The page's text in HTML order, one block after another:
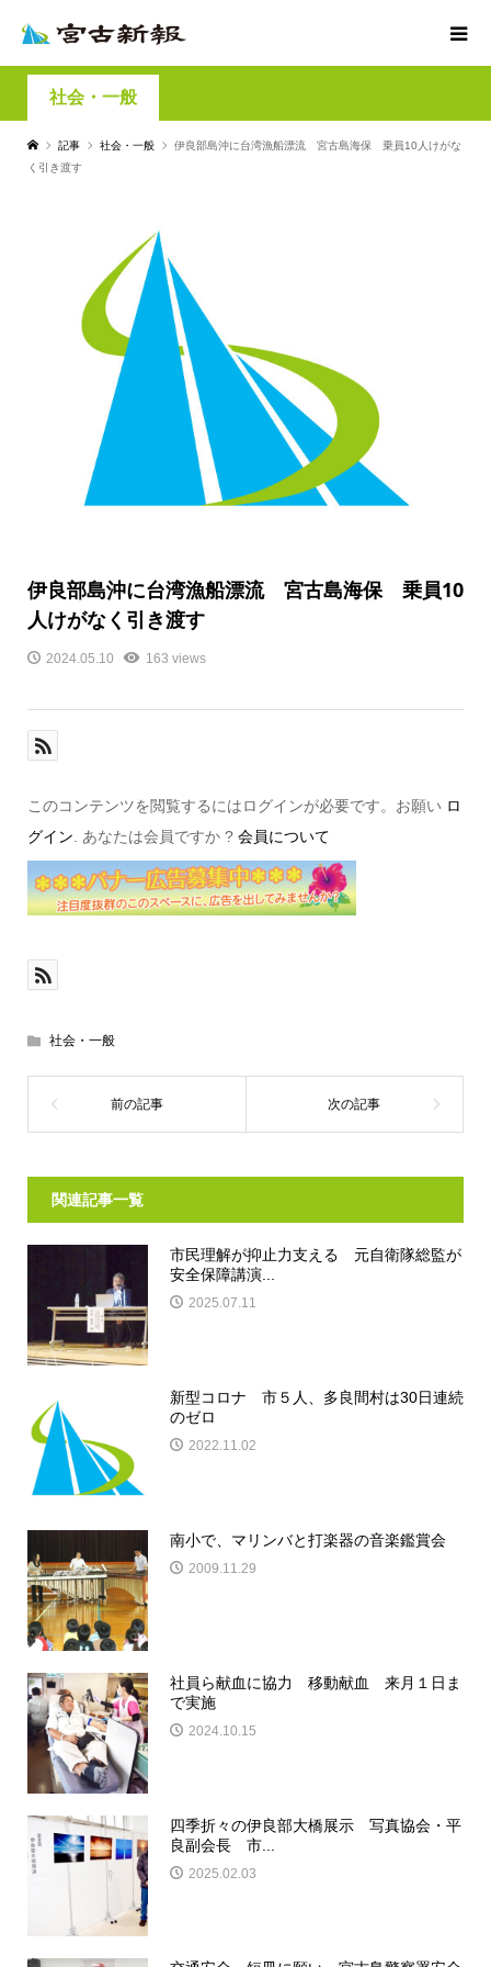
社会・一般
記事 社会・一般
伊良部島沖に台湾漁船漂流 宮古島海保 乗員10人けがな
く引き渡す
伊良部島沖に台湾漁船漂流 宮古島海保 乗員10
人けがなく引き渡す
2024.05.10 163 views
このコンテンツを閲覧するにはログインが必要です。お願い ロ
グイン . あなたは会員ですか ? 会員について
社会・一般
関連記事一覧
市民理解が抑止力支える 元自衛隊総監が
安全保障講演...
2025.07.11
新型コロナ 市５人、多良間村は30日連続
のゼロ
2022.11.02
南小で、マリンバと打楽器の音楽鑑賞会
2009.11.29
社員ら献血に協力 移動献血 来月１日ま
で実施
2024.10.15
四季折々の伊良部大橋展示 写真協会・平
良副会長 市...
2025.02.03